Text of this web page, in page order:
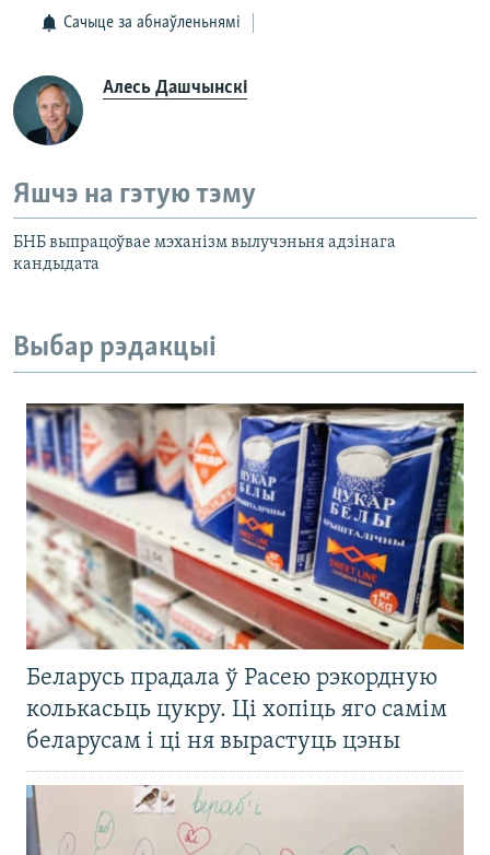
Сачыце за абнаўленьнямі
Алесь Дашчынскі
Яшчэ на гэтую тэму
БНБ выпрацоўвае мэханізм вылучэньня адзінага
кандыдата
Выбар рэдакцыі
Беларусь прадала ў Расею рэкордную
колькасьць цукру. Ці хопіць яго самім
беларусам і ці ня вырастуць цэны